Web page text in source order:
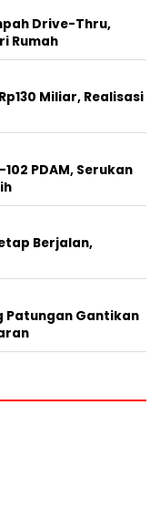
Drive-Thru,
Rumah
Miliar, Realisasi
PDAM, Serukan
Berjalan,
Patungan Gantikan